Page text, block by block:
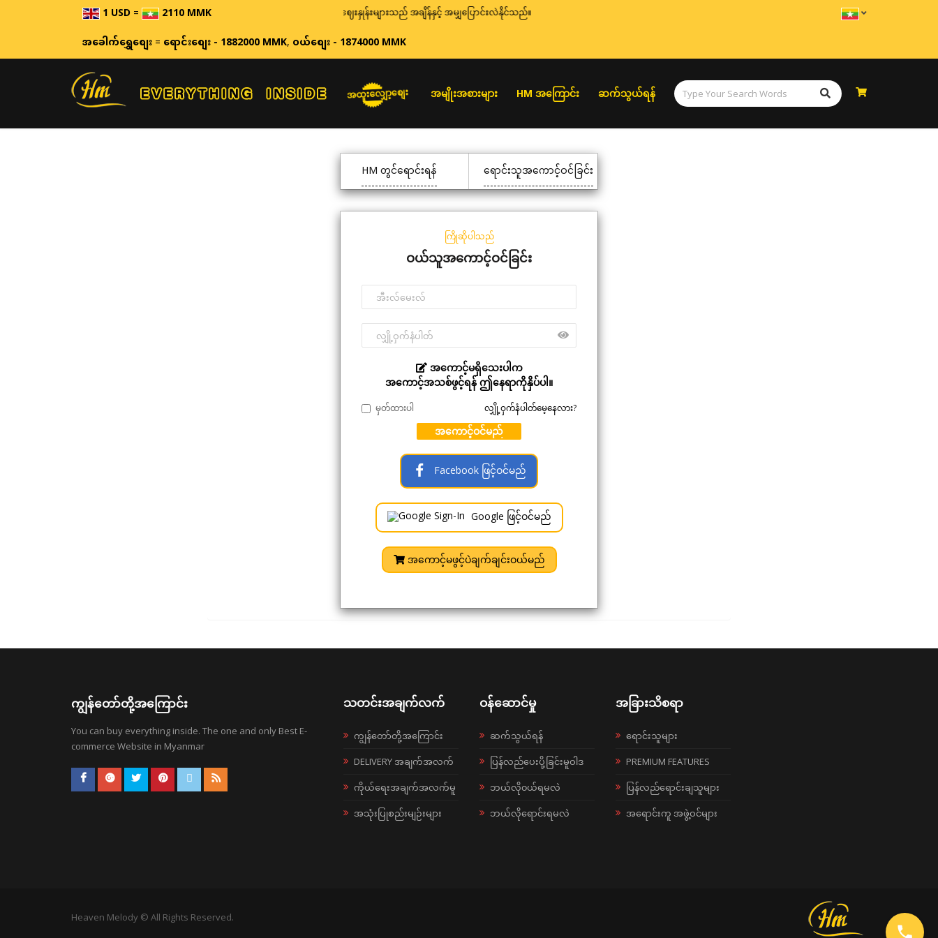
1 USD= 2110 MMK ဈေးနှုန်းများသည် အချိန်နှင့် အမျှပြောင်းလဲနိုင်သည်။
အခေါက်ရွှေစျေး=ရောင်းစျေး - 1882000 MMK,ဝယ်စျေး - 1874000 MMK
အထူးလျှော့စျေး အမျိုးအစားများ HM အကြောင်း ဆက်သွယ်ရန်
HM တွင်ရောင်းရန် ရောင်းသူအကောင့်ဝင်ခြင်း
ကြိုဆိုပါသည်
ဝယ်သူအကောင့်ဝင်ခြင်း
အကောင့်မရှိသေးပါက
အကောင့်အသစ်ဖွင့်ရန် ဤနေရာကိုနှိပ်ပါ။
မှတ်ထားပါ လျှို့ဝှက်နံပါတ်မေ့နေလား?
အကောင့်ဝင်မည်
Facebook ဖြင့်ဝင်မည်
Google ဖြင့်ဝင်မည်
အကောင့်မဖွင့်ပဲချက်ချင်းဝယ်မည်
ကျွန်တော်တို့အကြောင်း
You can buy everything inside. The one and only Best E-
commerce Website in Myanmar
သတင်းအချက်လက်
ကျွန်တော်တို့အကြောင်း
DELIVERY အချက်အလက်
ကိုယ်ရေးအချက်အလက်မူ
အသုံးပြုစည်းမျဉ်းများ
ဝန်ဆောင်မှု
ဆက်သွယ်ရန်
ပြန်လည်ပေးပို့ခြင်းမူဝါဒ
ဘယ်လို၀ယ်ရမလဲ
ဘယ်လိုရောင်းရမလဲ
အခြားသိစရာ
ရောင်းသူများ
PREMIUM FEATURES
ပြန်လည်ရောင်းချသူများ
အရောင်းကူ အဖွဲ့ဝင်များ
Heaven Melody © All Rights Reserved.